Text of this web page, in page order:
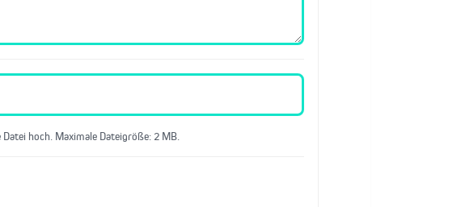
hoch. Maximale Dateigröße: 2 MB.